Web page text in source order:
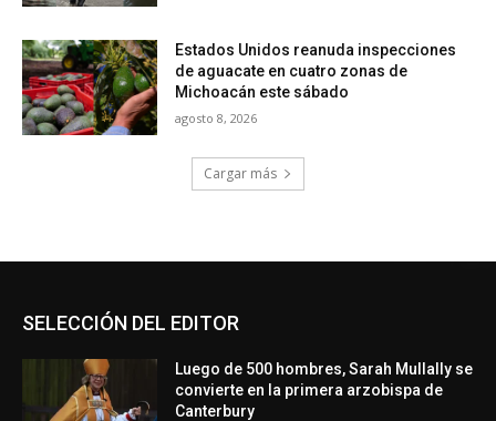
Estados Unidos reanuda inspecciones
de aguacate en cuatro zonas de
Michoacán este sábado
agosto 8, 2026
Cargar más
SELECCIÓN DEL EDITOR
Luego de 500 hombres, Sarah Mullally se
convierte en la primera arzobispa de
Canterbury